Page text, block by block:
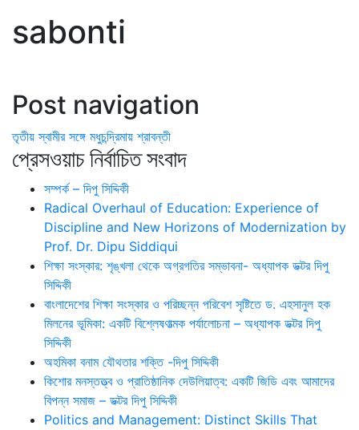
sabonti
Post navigation
তৃতীয় স্বামীর সঙ্গে মধুচন্দ্রিমায় শ্রাবন্তী
প্রেসওয়াচ নির্বাচিত সংবাদ
সম্পর্ক – দিপু সিদ্দিকী
Radical Overhaul of Education: Experience of
Discipline and New Horizons of Modernization by
Prof. Dr. Dipu Siddiqui
শিক্ষা সংস্কার: শৃঙ্খলা থেকে অগ্রগতির সম্ভাবনা- অধ্যাপক ডক্টর দিপু
সিদ্দিকী
বাংলাদেশের শিক্ষা সংস্কার ও পরিচ্ছন্ন পরিবেশ সৃষ্টিতে ড. এহসানুল হক
মিলনের ভূমিকা: একটি বিশ্লেষণাত্মক পর্যালোচনা – অধ্যাপক ডক্টর দিপু
সিদ্দিকী
অহমিকা বনাম যৌথতার শক্তি -দিপু সিদ্দিকী
কিশোর মনস্তত্ত্ব ও প্রাতিষ্ঠানিক দেউলিয়াত্ব: একটি জিডি এবং আমাদের
বিপন্ন সমাজ – ডক্টর দিপু সিদ্দিকী
Politics and Management: Distinct Skills That